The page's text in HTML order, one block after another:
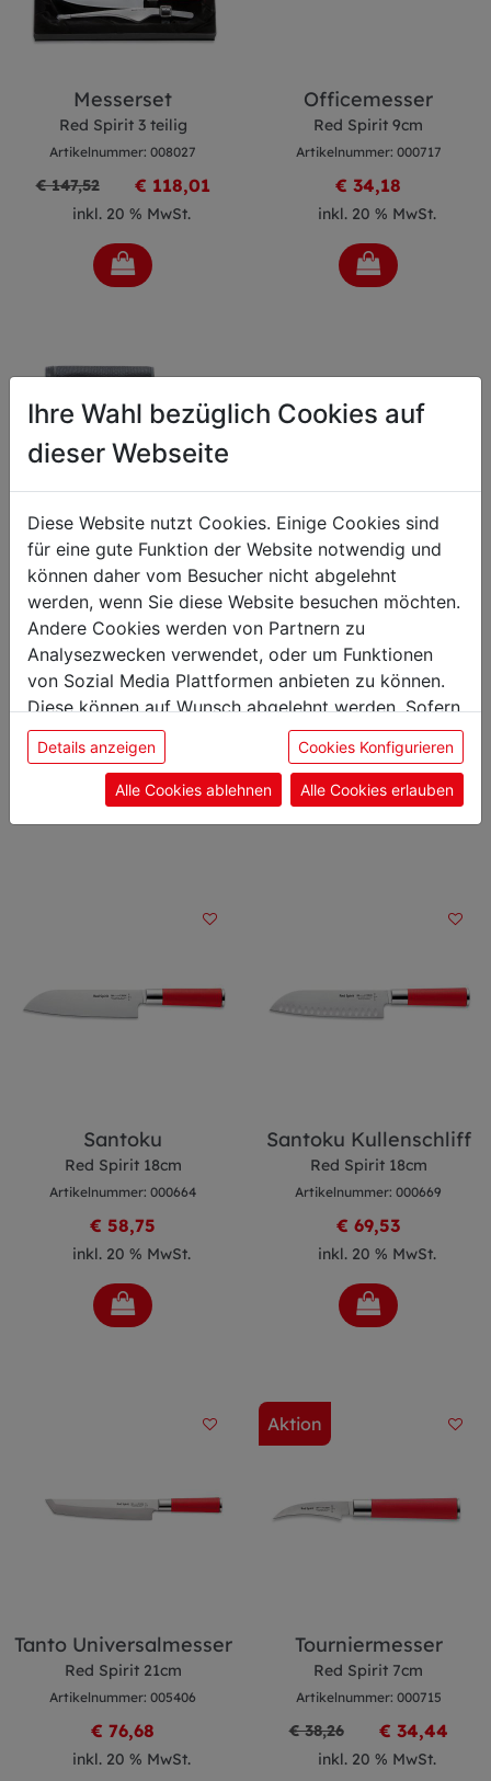
Messerset
Red Spirit 3 teilig
Artikelnummer: 008027
€ 147,52 € 118,01
inkl. 20 % MwSt.
Officemesser
Red Spirit 9cm
Artikelnummer: 000717
€ 34,18
inkl. 20 % MwSt.
Rolltasche Red Spirit
6 teilig Textil
Artikelnummer: 008236
inkl. 20 % MwSt.
Rolltasche Red Spirit
Leder
5-teilig Leder schwarz
Artikelnummer: 010149
inkl. 20 % MwSt.
Santoku
Red Spirit 18cm
Artikelnummer: 000664
€ 58,75
inkl. 20 % MwSt.
Santoku Kullenschliff
Red Spirit 18cm
Artikelnummer: 000669
€ 69,53
inkl. 20 % MwSt.
Tanto Universalmesser
Red Spirit 21cm
Artikelnummer: 005406
€ 76,68
inkl. 20 % MwSt.
Aktion
Tourniermesser
Red Spirit 7cm
Artikelnummer: 000715
€ 38,26 € 34,44
inkl. 20 % MwSt.
Ihre Wahl bezüglich Cookies auf
dieser Webseite
Diese Website nutzt Cookies. Einige Cookies sind
für eine gute Funktion der Website notwendig und
können daher vom Besucher nicht abgelehnt
werden, wenn Sie diese Website besuchen möchten.
Andere Cookies werden von Partnern zu
Analysezwecken verwendet, oder um Funktionen
von Sozial Media Plattformen anbieten zu können.
Diese können auf Wunsch abgelehnt werden. Sofern
sie unsere Webseite weiter nutzen, geben Sie
Einwilligung zu unseren Cookies.
Details anzeigen Cookies Konfigurieren
Alle Cookies ablehnen Alle Cookies erlauben